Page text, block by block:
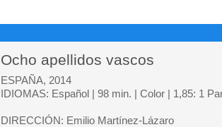
Ocho apellidos vascos
ESPAÑA, 2014
IDIOMAS: Español | 98 min. | Color | 1,85: 1
DIRECCIÓN: Emilio Martínez-Lázaro